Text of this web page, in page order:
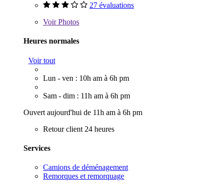
27 évaluations
VoirPhotos
Heures normales
Voir tout
Lun - ven : 10h am à 6h pm
Sam - dim : 11h am à 6h pm
Ouvert aujourd'hui de 11h am à 6h pm
Retour client 24 heures
Services
Camions de déménagement
Remorques et remorquage